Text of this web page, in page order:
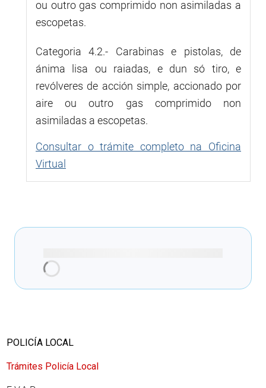
ou outro gas comprimido non asimiladas a
escopetas.
Categoria 4.2.- Carabinas e pistolas, de
ánima lisa ou raiadas, e dun só tiro, e
revólveres de acción simple, accionado por
aire ou outro gas comprimido non
asimiladas a escopetas.
Consultar o trámite completo na Oficina
Virtual
Tamén che podería
interesar
forma automática con intelixencia